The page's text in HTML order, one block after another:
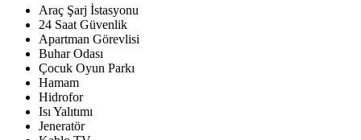
Araç Şarj İstasyonu
24 Saat Güvenlik
Apartman Görevlisi
Buhar Odası
Çocuk Oyun Parkı
Hamam
Hidrofor
Isı Yalıtımı
Jeneratör